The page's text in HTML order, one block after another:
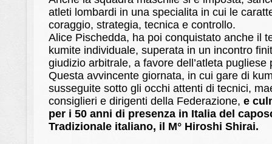
atleti lombardi in una specialita in cui le
coraggio, strategia, tecnica e controllo.
Alice Pischedda, ha poi conquistato anche il
kumite individuale, superata in un incontro
giudizio arbitrale, a favore dell’atleta
Questa avvincente giornata, in cui gare di
susseguite sotto gli occhi attenti di tecnici,
consiglieri e dirigenti della Federazione, e
per i 50 anni di presenza in Italia del
Tradizionale italiano, il M° Hiroshi Shirai.